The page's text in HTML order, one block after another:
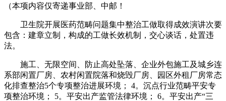
（本项内容仅寄递事业部、中邮！
卫生院开展医药范畴问题集中整治工做取得成效演讲次要
包含：建章立制，构成的工做长效机制，交心谈话，处置违
法。
施工、无限空间、防止高处坠落、企业外包施工及城乡连
系部闲置厂房、农村闲置院落和烧毁厂房、园区外租厂房常态
化排查整治5个专项整治进展环境； 4。沉点行业范畴平安专
项整治环境； 5。平安出产监管法律环境； 6。平安出产“三